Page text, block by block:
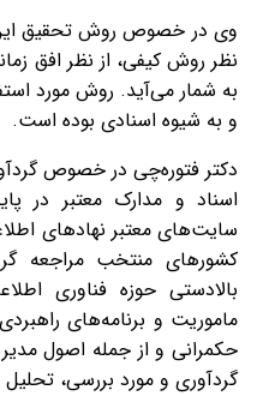
وی در خصوص روش تحقیق این
نظر روش کیفی، از نظر افق
به شمار می‌آید. روش مورد
و به شیوه اسنادی بوده است.
دکتر فتوره‌چی در خصوص
اسناد و مدارک معتبر در
سایت‌های معتبر نهادهای
کشورهای منتخب مراجعه
بالادستی حوزه فناوری
ماموریت و برنامه‌های
حکمرانی و از جمله اصول
گردآوری و مورد بررسی، تحلیل